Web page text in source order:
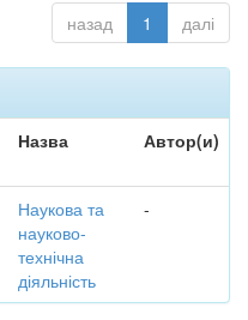
назад 1 далі
Назва Автор(и)
Наукова та
науково-
технічна
діяльність
-